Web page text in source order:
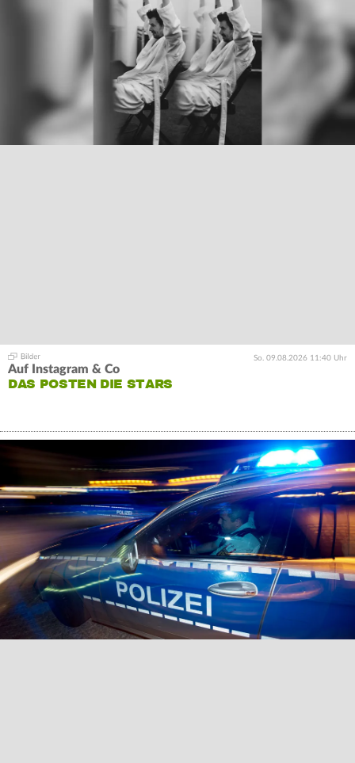
So. 09.08.2026 11:40 Uhr
Auf Instagram & Co
DAS POSTEN DIE STARS